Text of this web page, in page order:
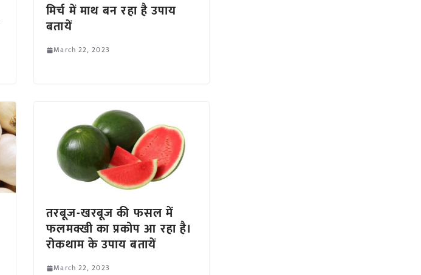
मिर्च में माथ बन रहा है उपाय
बतायें
March 22, 2023
तरबूज-खरबूज की फसल में
फलमक्खी का प्रकोप आ रहा है।
रोकथाम के उपाय बतायें
March 22, 2023